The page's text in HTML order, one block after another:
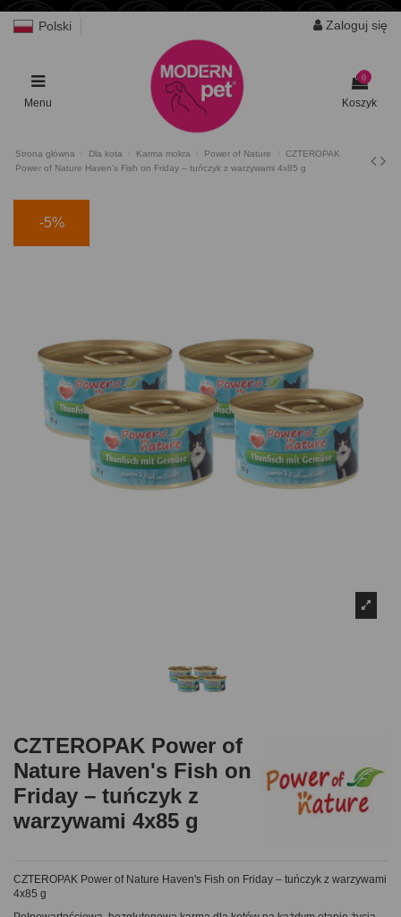
Polski Zaloguj się
Menu
0
Koszyk
Strona główna Dla kota Karma mokra Power of Nature
CZTEROPAK
Power of Nature Haven's Fish on Friday – tuńczyk z warzywami 4x85 g
-5%
CZTEROPAK Power of
Nature Haven's Fish on
Friday – tuńczyk z
warzywami 4x85 g
CZTEROPAK Power of Nature Haven's Fish on Friday – tuńczyk z warzywami
4x85 g